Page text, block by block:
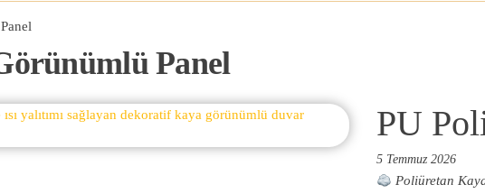
Panel
PU
5 Temmuz 2026
Poliüretan